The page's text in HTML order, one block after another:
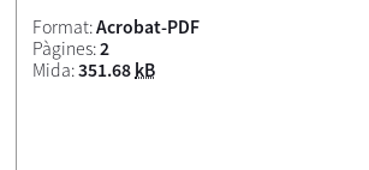
Format:Acrobat-PDF
Pàgines:2
Mida:351.68 kB